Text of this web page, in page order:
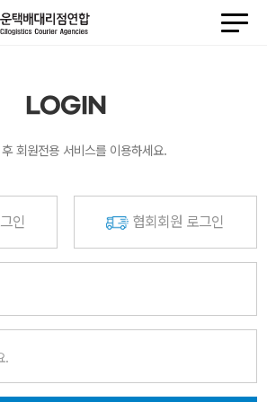
LOGIN
회원전용 서비스를 이용하세요.
인 협회회원 로그인